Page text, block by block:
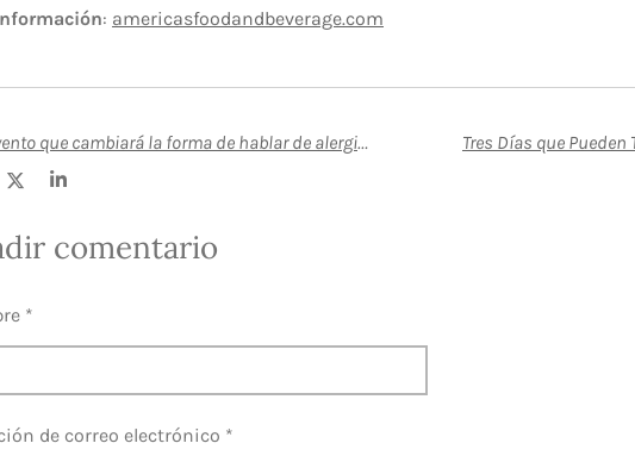
: americasfoodandbeverage.com
El evento que cambiará la forma de hablar de alergias
C
p
a
i
C
p
a
comentario
*
de correo electrónico *